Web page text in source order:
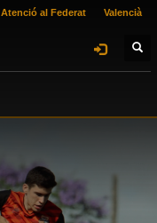
Atenció al Federat Valencià